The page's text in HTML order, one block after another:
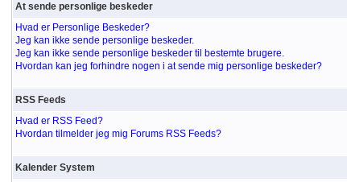
At sende personlige beskeder
Hvad er Personlige Beskeder?
Jeg kan ikke sende personlige beskeder.
Jeg kan ikke sende personlige beskeder til bestemte brugere.
Hvordan kan jeg forhindre nogen i at sende mig personlige beskeder?
RSS Feeds
Hvad er RSS Feed?
Hvordan tilmelder jeg mig Forums RSS Feeds?
Kalender System